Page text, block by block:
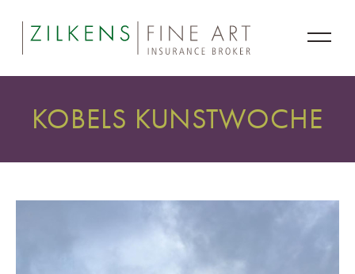
KOBELS KUNSTWOCHE